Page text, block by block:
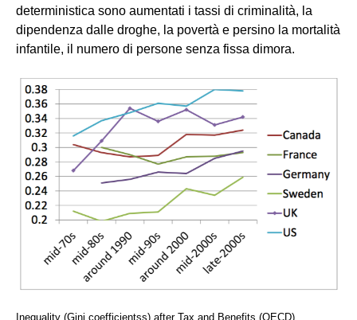
deterministica sono aumentati i tassi di criminalità, la
dipendenza dalle droghe, la povertà e persino la mortalità
infantile, il numero di persone senza fissa dimora.
Inequality (Gini coefficientss) after Tax and Benefits (OECD)